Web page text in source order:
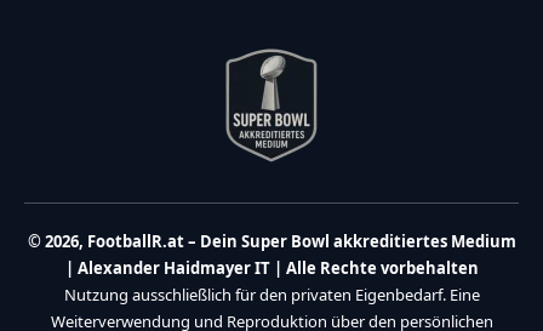
© 2026, FootballR.at – Dein Super Bowl akkreditiertes Medium
| Alexander Haidmayer IT | Alle Rechte vorbehalten
Nutzung ausschließlich für den privaten Eigenbedarf. Eine
Weiterverwendung und Reproduktion über den persönlichen